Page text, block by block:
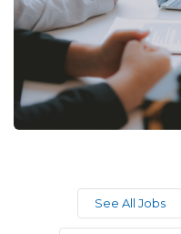
See All Jobs